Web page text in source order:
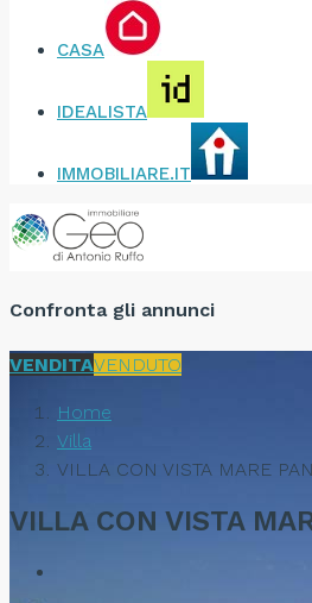
CASA
IDEALISTA
IMMOBILIARE.IT
Confronta gli annunci
VENDITAVENDUTO
Home
Villa
VILLA CON VISTA MARE
VILLA CON VISTA